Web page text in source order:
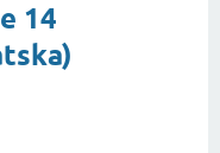
14